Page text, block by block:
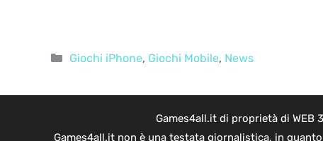
Categorie
Giochi iPhone, Giochi Mobile, News
Games4all.it di proprietà di WEB
Games4all.it non è una testata giornalistica, in